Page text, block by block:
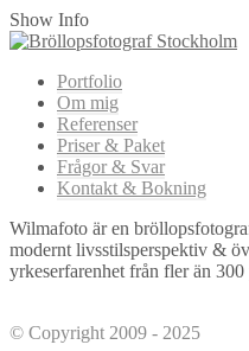
Show Info
Portfolio
Om mig
Referenser
Priser & Paket
Frågor & Svar
Kontakt & Bokning
Wilmafoto är en
modernt livsstilsperspektiv &
yrkeserfarenhet från fler än 300
© Copyright 2009 - 2025